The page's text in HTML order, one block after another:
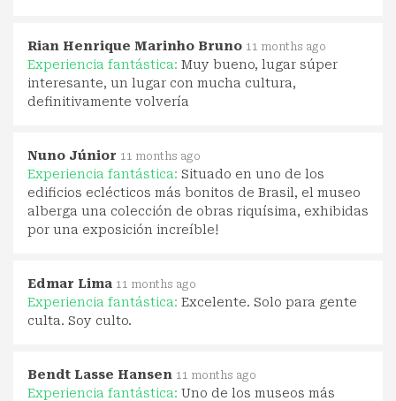
Rian Henrique Marinho Bruno 11 months ago
Experiencia fantástica: Muy bueno, lugar súper
interesante, un lugar con mucha cultura,
definitivamente volvería
Nuno Júnior 11 months ago
Experiencia fantástica: Situado en uno de los
edificios eclécticos más bonitos de Brasil, el museo
alberga una colección de obras riquísima, exhibidas
por una exposición increíble!
Edmar Lima 11 months ago
Experiencia fantástica: Excelente. Solo para gente
culta. Soy culto.
Bendt Lasse Hansen 11 months ago
Experiencia fantástica: Uno de los museos más